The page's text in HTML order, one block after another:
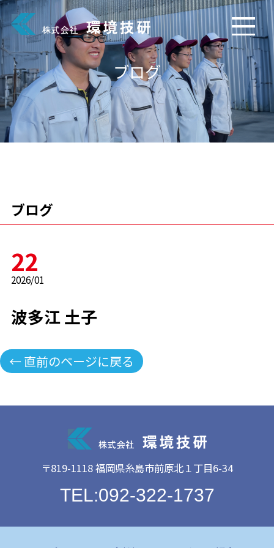
ブログ
ブログ
22
2026/01
波多江 土子
← 直前のページに戻る
〒819-1118 福岡県糸島市前原北１丁目6-34
TEL:092-322-1737